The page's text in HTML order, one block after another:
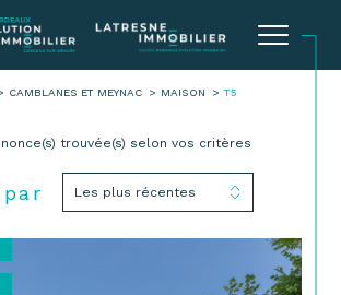
CAMBLANES ET MEYNAC MAISON T5
trouvée(s) selon vos critères
Les plus récentes